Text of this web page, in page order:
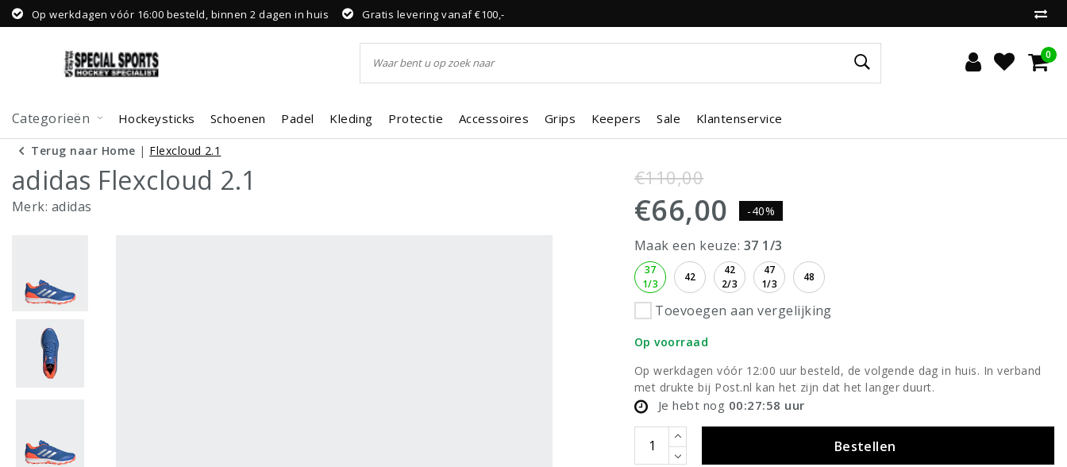
Op werkdagen vóór 16:00 besteld, binnen 2 dagen in huis Gratis levering vanaf €100,-
0
Categorieën Hockeysticks Schoenen Padel Kleding Protectie Accessoires Grips Keepers Sale Klantenservice
Terug naar Home | Flexcloud 2.1
adidas Flexcloud 2.1
Merk: adidas
€110,00
€66,00 -40%
Maak een keuze: 37 1/3
37
1/3
42
42
2/3
47
1/3
48
Toevoegen aan vergelijking
Op voorraad
Op werkdagen vóór 12:00 uur besteld, de volgende dag in huis. In verband
met drukte bij Post.nl kan het zijn dat het langer duurt.
Je hebt nog 00:27:58 uur
Bestellen